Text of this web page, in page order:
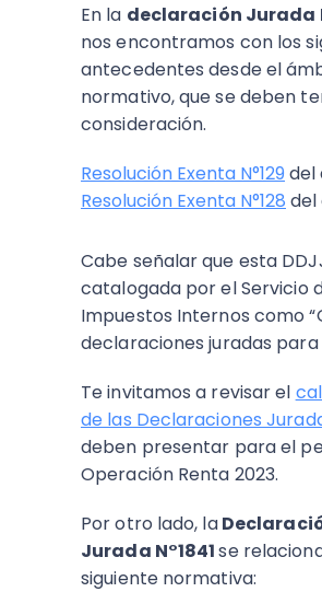
En la declaración Jurada
nos encontramos con los
antecedentes desde el
normativo, que se deben
consideración.
Resolución Exenta N°129 del
Resolución Exenta N°128 del
Cabe señalar que esta
catalogada por el Servicio
Impuestos Internos como
declaraciones juradas para
Te invitamos a revisar el
de las Declaraciones
deben presentar para el
Operación Renta 2023.
Por otro lado, la
Jurada N°1841se
siguiente normativa: